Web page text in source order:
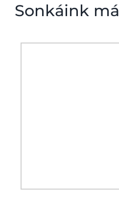
Sonkáink